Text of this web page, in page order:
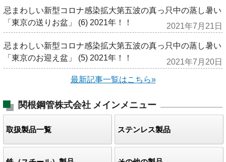
忌まわしい新型コロナ感染拡大第五波の真っ只中の蒸し暑い
「東京の送りお盆」 (6) 2021年！！
2021年7月21日
忌まわしい新型コロナ感染拡大第五波の真っ只中の蒸し暑い
「東京のお迎え盆」 (5) 2021年！！
2021年7月20日
最新記事一覧はこちら»
関根鋼管株式会社 メインメニュー
取扱製品一覧 ステンレス製品